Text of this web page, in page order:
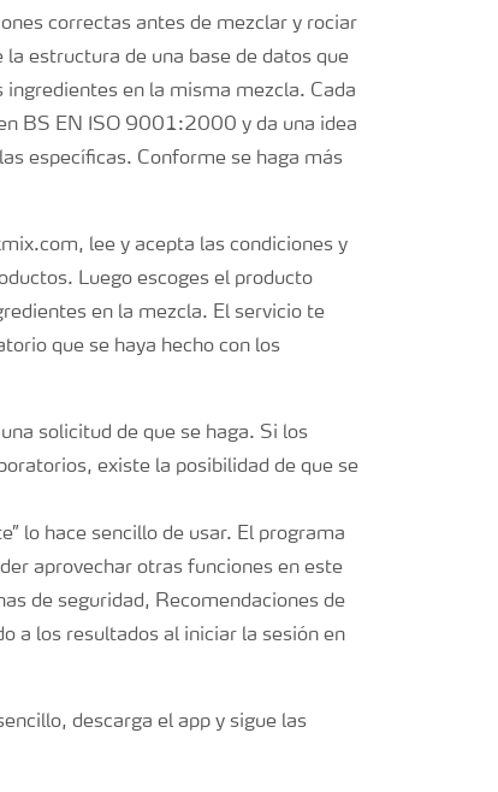
correctas antes de mezclar y rociar
estructura de una base de datos que
en la misma mezcla. Cada
BS EN ISO 9001:2000 y da una idea
específicas. Conforme se haga más
lee y acepta las condiciones y
Luego escoges el producto
en la mezcla. El servicio te
que se haya hecho con los
solicitud de que se haga. Si los
existe la posibilidad de que se
lo hace sencillo de usar. El programa
aprovechar otras funciones en este
de seguridad, Recomendaciones de
a los resultados al iniciar la sesión en
descarga el app y sigue las